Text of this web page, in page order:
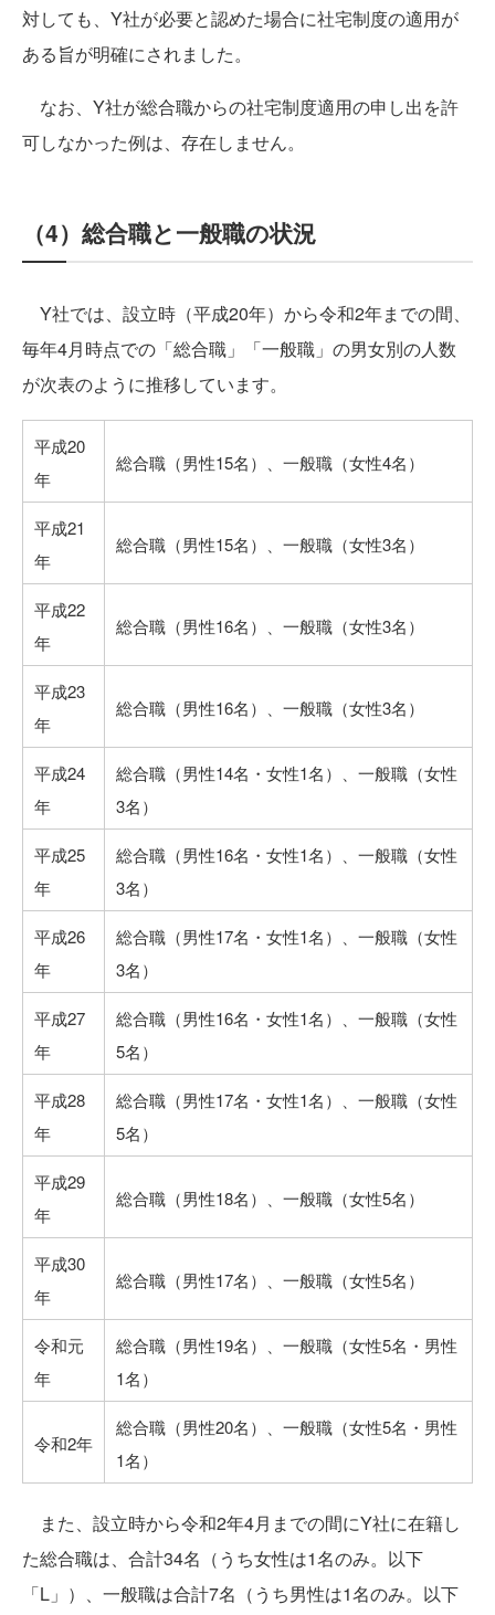
対しても、Y社が必要と認めた場合に社宅制度の適用が
ある旨が明確にされました。
なお、Y社が総合職からの社宅制度適用の申し出を許
可しなかった例は、存在しません。
（4）総合職と一般職の状況
Y社では、設立時（平成20年）から令和2年までの間、
毎年4月時点での「総合職」「一般職」の男女別の人数
が次表のように推移しています。
平成20
年
総合職（男性15名）、一般職（女性4名）
平成21
年
総合職（男性15名）、一般職（女性3名）
平成22
年
総合職（男性16名）、一般職（女性3名）
平成23
年
総合職（男性16名）、一般職（女性3名）
平成24
年
総合職（男性14名・女性1名）、一般職（女性
3名）
平成25
年
総合職（男性16名・女性1名）、一般職（女性
3名）
平成26
年
総合職（男性17名・女性1名）、一般職（女性
3名）
平成27
年
総合職（男性16名・女性1名）、一般職（女性
5名）
平成28
年
総合職（男性17名・女性1名）、一般職（女性
5名）
平成29
年
総合職（男性18名）、一般職（女性5名）
平成30
年
総合職（男性17名）、一般職（女性5名）
令和元
年
総合職（男性19名）、一般職（女性5名・男性
1名）
令和2年
総合職（男性20名）、一般職（女性5名・男性
1名）
また、設立時から令和2年4月までの間にY社に在籍し
た総合職は、合計34名（うち女性は1名のみ。以下
「L」）、一般職は合計7名（うち男性は1名のみ。以下